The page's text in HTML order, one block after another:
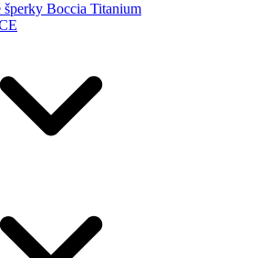
šperky Boccia Titanium